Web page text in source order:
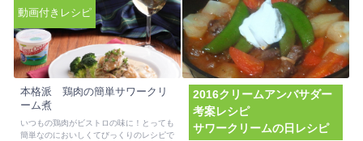
タードのマイルドな酸味と、はちみつの甘
さが絶妙です。
動画付きレシピ
本格派 鶏肉の簡単サワークリ
ーム煮
いつもの鶏肉がビストロの味に！とっても
簡単なのにおいしくてびっくりのレシピで
2016クリームアンバサダー
考案レシピ
サワークリームの日レシピ